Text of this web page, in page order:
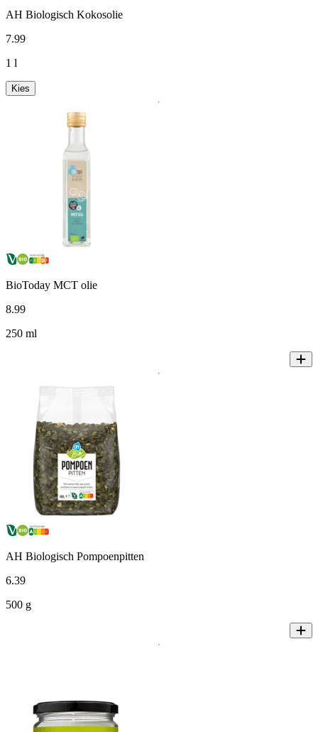
AH Biologisch Kokosolie
7.99
1 l
Kies
BioToday MCT olie
8.99
250 ml
AH Biologisch Pompoenpitten
6.39
500 g